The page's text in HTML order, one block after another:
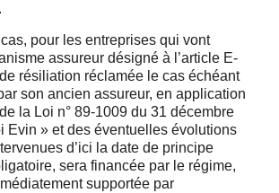
pour les entreprises qui vont
assureur désigné à l’article E-
résiliation réclamée le cas échéant
son ancien assureur, en application
la Loi n° 89-1009 du 31 décembre
Evin » et des éventuelles évolutions
d’ici la date de principe
sera financée par le régime,
supportée par